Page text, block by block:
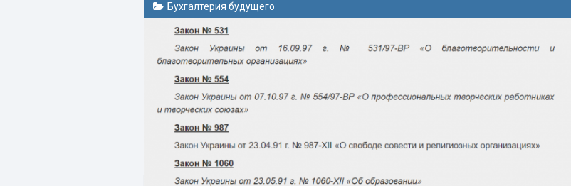
Бухгалтерия будущего